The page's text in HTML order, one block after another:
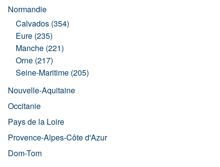
Normandie
Calvados (354)
Eure (235)
Manche (221)
Orne (217)
Seine-Maritime (205)
Nouvelle-Aquitaine
Occitanie
Pays de la Loire
Provence-Alpes-Côte d'Azur
Dom-Tom